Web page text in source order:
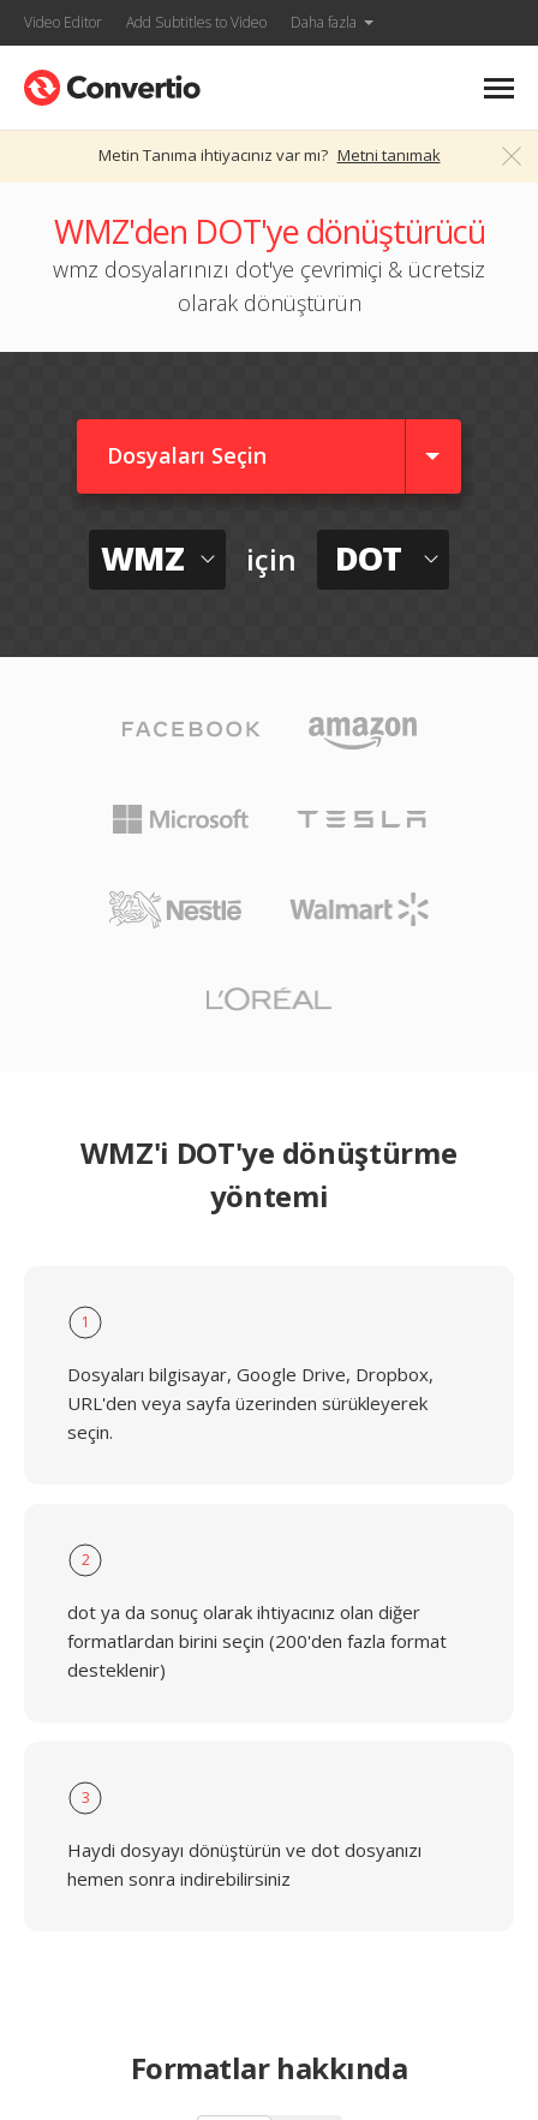
Video Editor Add Subtitles to Video Daha fazla
Metin Tanıma ihtiyacınız var mı? Metni tanımak
WMZ'den DOT'ye dönüştürücü
wmz dosyalarınızı dot'ye çevrimiçi & ücretsiz
olarak dönüştürün
Dosyaları Seçin
WMZ için DOT
WMZ'i DOT'ye dönüştürme
yöntemi
1
Dosyaları bilgisayar, Google Drive, Dropbox,
URL'den veya sayfa üzerinden sürükleyerek
seçin.
2
dot ya da sonuç olarak ihtiyacınız olan diğer
formatlardan birini seçin (200'den fazla format
desteklenir)
3
Haydi dosyayı dönüştürün ve dot dosyanızı
hemen sonra indirebilirsiniz
Formatlar hakkında